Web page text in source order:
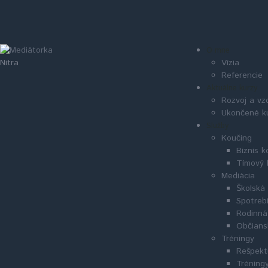
Nitra
Vízia
Referencie
Rozvoj a
Ukončené
Koučing
Biznis
Tímový
Mediácia
Tréningy